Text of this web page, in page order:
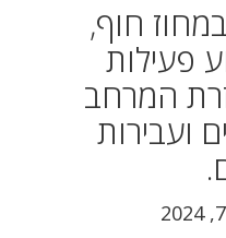
חוף,
פעילות
המרחב
ועבירות